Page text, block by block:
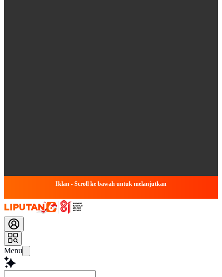
Iklan - Scroll ke bawah untuk melanjutkan
Menu